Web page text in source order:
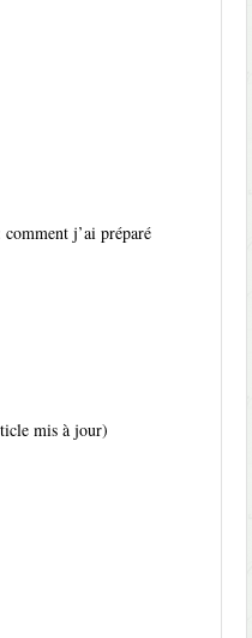
j’ai préparé
mis à jour)